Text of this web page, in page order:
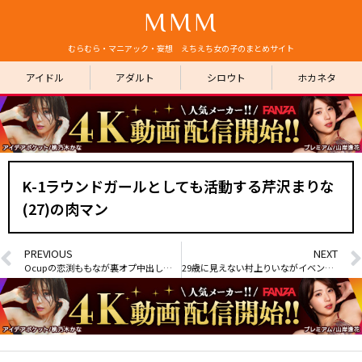
MMM
むらむら・マニアック・妄想 えちえち女の子のまとめサイト
アイドル アダルト シロウト ホカネタ
K-1ラウンドガールとしても活動する芹沢まりな
(27)の肉マン
PREVIOUS
Ocupの恋渕ももなが裏オプ中出しおっパブ嬢になる新作
NEXT
29歳に見えない村上りいながイベント即売会で下乳公開